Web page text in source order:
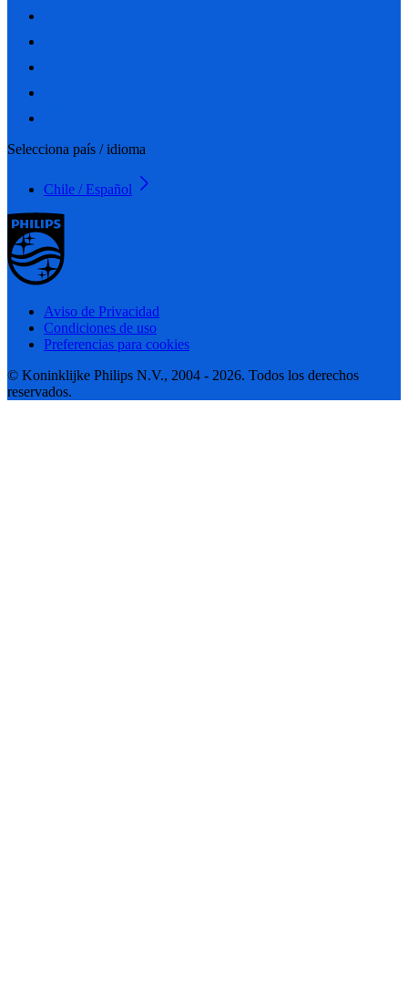
Selecciona país / idioma
Chile / Español
Aviso de Privacidad
Condiciones de uso
Preferencias para cookies
© Koninklijke Philips N.V., 2004 - 2026. Todos los derechos
reservados.